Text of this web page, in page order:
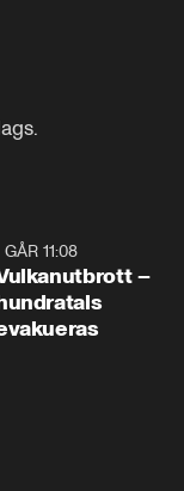
GÅR 11:08
–